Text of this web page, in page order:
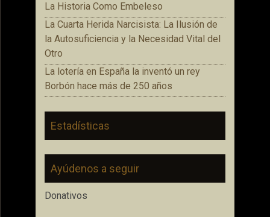
La Historia Como Embeleso
La Cuarta Herida Narcisista: La Ilusión de
la Autosuficiencia y la Necesidad Vital del
Otro
La lotería en España la inventó un rey
Borbón hace más de 250 años
Estadísticas
Ayúdenos a seguir
Donativos